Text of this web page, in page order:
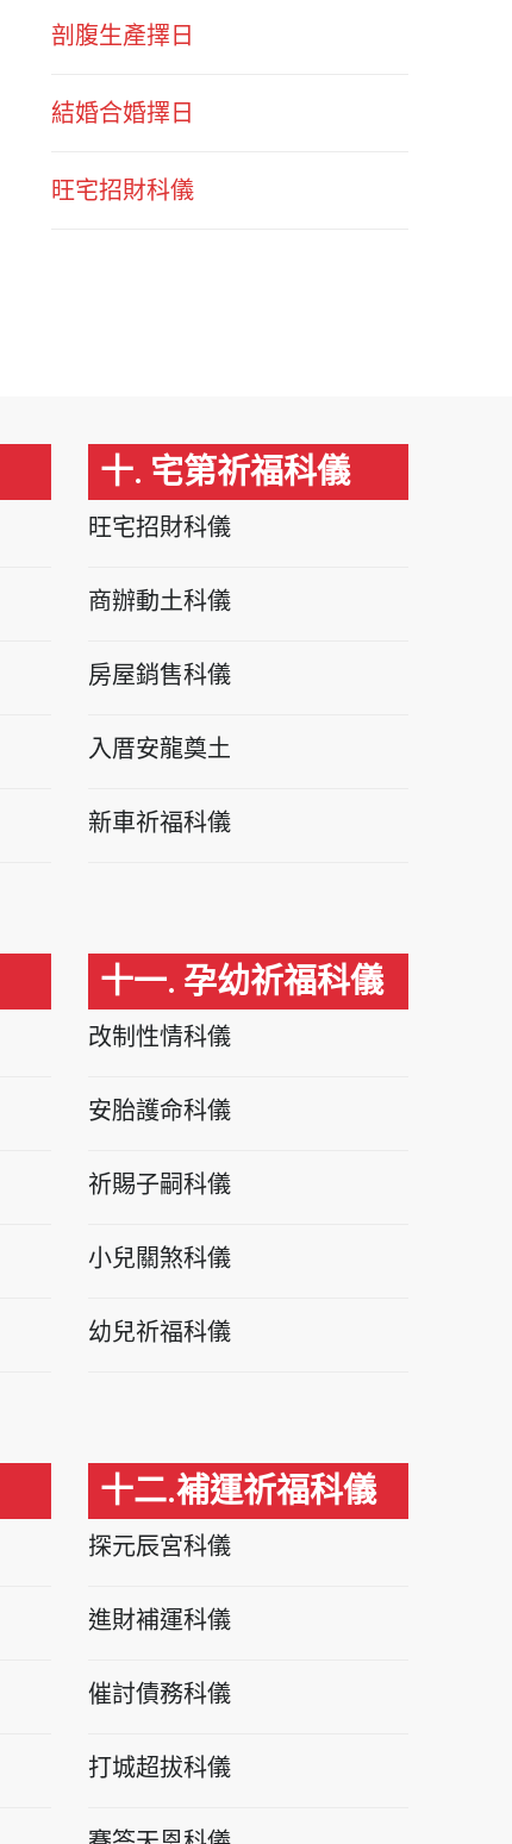
剖腹生產擇日
結婚合婚擇日
旺宅招財科儀
十. 宅第祈福科儀
旺宅招財科儀
商辦動土科儀
房屋銷售科儀
入厝安龍奠土
新車祈福科儀
十一. 孕幼祈福科儀
改制性情科儀
安胎護命科儀
祈賜子嗣科儀
小兒關煞科儀
幼兒祈福科儀
十二.補運祈福科儀
探元辰宮科儀
進財補運科儀
催討債務科儀
打城超拔科儀